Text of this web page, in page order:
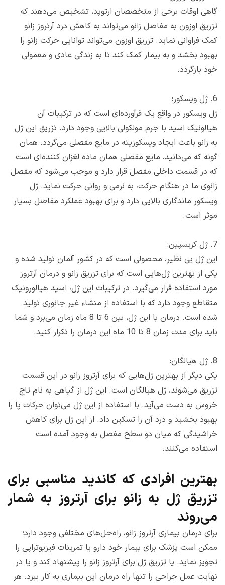
گاهی اوقات برخی از متخصصان ارتوپد، تشخیص می‌دهند که
تزریق اوزون به مفاصل زانو می‌تواند به کاهش درد آرتروز زانو
کمک فراوانی نماید. تزریق اوزون می‌تواند توانایی حرکت زانو را
بهبود بخشد و به بیمار کمک کند تا به زندگی عادی و معمولی
خود بازگردد.
6. ژل ویسکور:
ژل ویسکور در واقع یک فرآورده‌ای است که در ترکیبات آن
هیالونیک اسید با جرم مولکولی بالایی وجود دارد. تزریق این ژل
به زانو باعث ایجاد ویسکوزیته در مایع مفصلی می‌گردد. همان
گونه که می‌دانید، مایع مفصلی همان ماده لغزان کننده‌ای است
که در قسمت داخلی مفصل قرار دارد و موجب می‌شود که مفصل
زانوی ما در هنگام حرکت، به نرمی و روانی حرکت نماید. ژل
ویسکور ماندگاری بالایی دارد و برای بهبود عملکرد مفاصل بسیار
موثر است.
7. ژل کریسپین:
این ژل بی نظیر، محصولی است که در کشور آلمان تولید شده و
یکی از بهترین ژل‌هایی است که برای تزریق زانو و درمان آرتروز
مورد استفاده قرار می‌گیرد. در ترکیبات این ژل، اسید هیالورونیک
متقاطع وجود دارد که با استفاده از منشاء غیر جانوری تولید
شده است. درمان با این ژل، بین 6 تا 8 ماه زمان می‌برد و شما
باید برای مدت زمان 8 تا 10 ماه این درمان را تکرار کنید.
8. ژل هیالگان:
یکی دیگر از بهترین ژل‌هایی که برای آرتروز زانو در این قسمت
تزریق می‌شوند، ژل هیالگان است. این ژل از گیاهی به نام تاج
خروس به دست می‌آید. با استفاده از این ژل می‌توان حرکات پا را
بهبود بخشید و درد آن را تسکین داد. از این ژل برای کاهش
خراشیدگی که میان دو سطح مفصل به وجود آمده‌ است
استفاده می‌کنند.
بهترین افرادی که کاندید مناسبی برای
تزریق ژل به زانو برای آرتروز به شمار
می‌روند
برای درمان بیماری آرتروز زانو، راه‌حل‌های مختلفی وجود دارد؛
ممکن است پزشک برای بیمار خود دارو یا تمرینات فیزیوتراپی را
تجویز نماید. یا تزریق ژل برای آرتروز زانو را پیشنهاد کند و یا در
نهایت عمل جراحی را تنها راه درمان این بیماری به کار ببرد. هر